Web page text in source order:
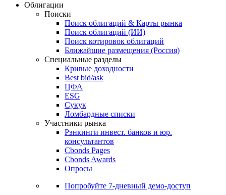
Облигации
Поиски
Поиск облигаций & Карты рынка
Поиск облигаций (ИИ)
Поиск котировок облигаций
Ближайшие размещения (Россия)
Специальные разделы
Кривые доходности
Best bid/ask
ЦФА
ESG
Сукук
Ломбардные списки
Участники рынка
Рэнкинги инвест. банков и юр.
консультантов
Cbonds Pages
Cbonds Awards
Опросы
Попробуйте 7-дневный демо-доступ